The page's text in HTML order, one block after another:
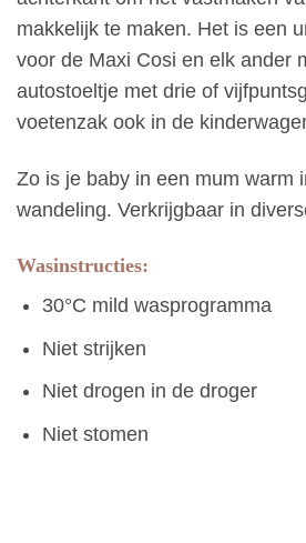
makkelijk te maken. Het is een
voor de Maxi Cosi en elk ander
autostoeltje met drie of
voetenzak ook in de
Zo is je baby in een mum warm
wandeling. Verkrijgbaar in
Wasinstructies:
30°C mild wasprogramma
Niet strijken
Niet drogen in de droger
Niet stomen